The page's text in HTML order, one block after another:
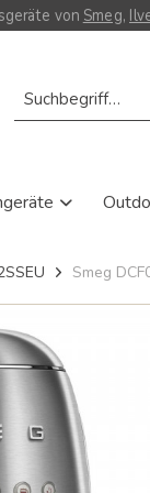
von Smeg,
Smeg